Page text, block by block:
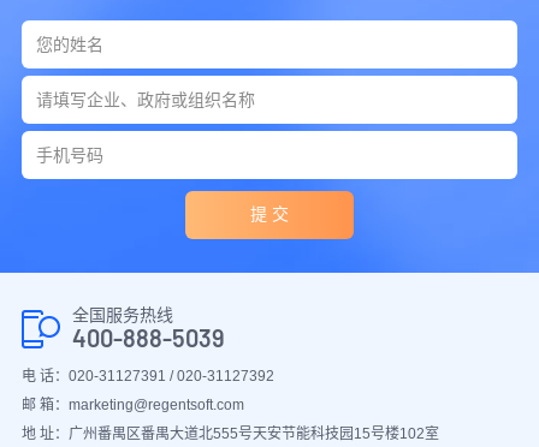
提 交
全国服务热线
400-888-5039
电 话：020-31127391 / 020-31127392
邮 箱：marketing@regentsoft.com
地 址：广州番禺区番禺大道北555号天安节能科技园15号楼102室